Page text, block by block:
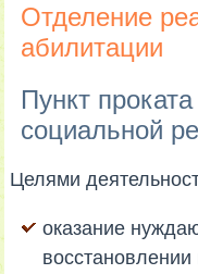
Отделение
абилитации
Пункт
социальной
Целями
оказание